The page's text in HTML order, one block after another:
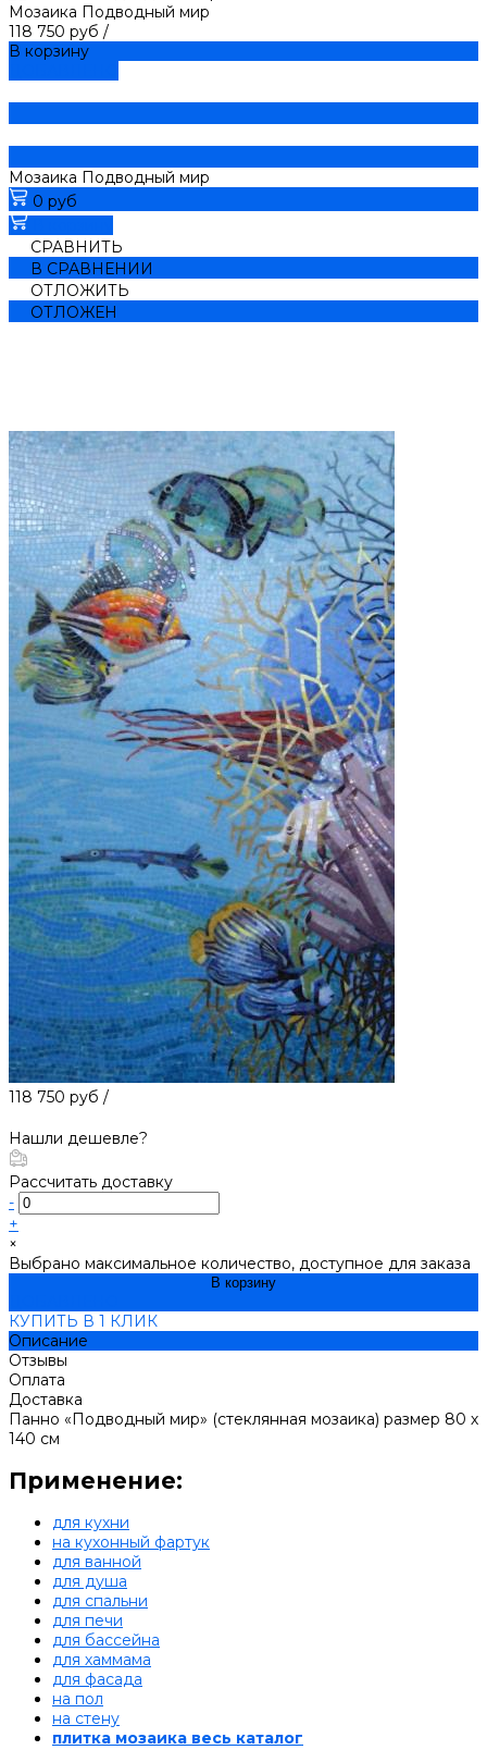
Мозаика Подводный мир
118 750 руб /
В корзину
Мозаика Подводный мир
0 руб
СРАВНИТЬ
В СРАВНЕНИИ
ОТЛОЖИТЬ
ОТЛОЖЕН
118 750 руб /
Нашли дешевле?
Рассчитать доставку
-
+
×
Выбрано максимальное количество, доступное для заказа
В корзину
КУПИТЬ В 1 КЛИК
Описание
Отзывы
Оплата
Доставка
Панно «Подводный мир» (стеклянная мозаика) размер 80 х
140 см
Применение:
для кухни
на кухонный фартук
для ванной
для душа
для спальни
для печи
для бассейна
для хаммама
для фасада
на пол
на стену
плитка мозаика весь каталог